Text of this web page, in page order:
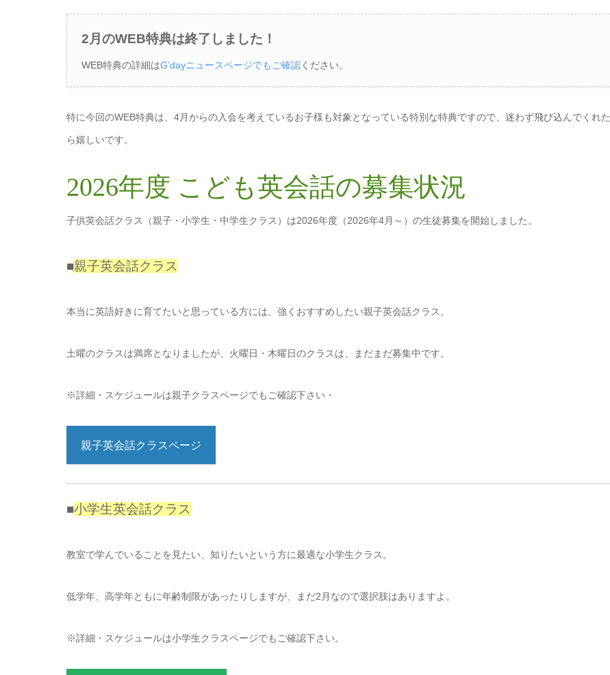
2月のWEB特典は終了しました！
WEB特典の詳細はG’dayニュースページでもご確認ください。
特に今回のWEB特典は、4月からの入会を考えているお子様も対象となっている特別な特典ですので、迷わず飛び込んでくれた
ら嬉しいです。
2026年度 こども英会話の募集状況
子供英会話クラス（親子・小学生・中学生クラス）は2026年度（2026年4月～）の生徒募集を開始しました。
■親子英会話クラス
本当に英語好きに育てたいと思っている方には、強くおすすめしたい親子英会話クラス。
土曜のクラスは満席となりましたが、火曜日・木曜日のクラスは、まだまだ募集中です。
※詳細・スケジュールは親子クラスページでもご確認下さい・
親子英会話クラスページ
■小学生英会話クラス
教室で学んでいることを見たい、知りたいという方に最適な小学生クラス。
低学年、高学年ともに年齢制限があったりしますが、まだ2月なので選択肢はありますよ。
※詳細・スケジュールは小学生クラスページでもご確認下さい。